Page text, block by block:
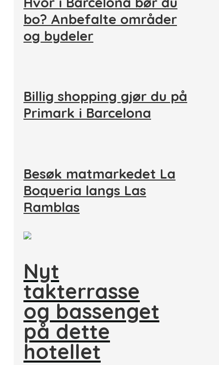
bo? Anbefalte områder
og bydeler
Billig shopping gjør du på
Primark i Barcelona
Besøk matmarkedet La
Boqueria langs Las
Ramblas
Nyt
takterrasse
og bassenget
på dette
hotellet